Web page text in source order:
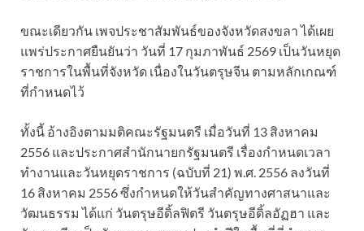
ขณะเดียวกัน เพจประชาสัมพันธ์ของจังหวัดสงขลา ได้เผย
แพร่ประกาศยืนยันว่า วันที่ 17 กุมภาพันธ์ 2569 เป็นวันหยุด
ราชการในพื้นที่จังหวัด เนื่องในวันตรุษจีน ตามหลักเกณฑ์
ที่กำหนดไว้
ทั้งนี้ อ้างอิงตามมติคณะรัฐมนตรี เมื่อวันที่ 13 สิงหาคม
2556 และประกาศสำนักนายกรัฐมนตรี เรื่องกำหนดเวลา
ทำงานและวันหยุดราชการ (ฉบับที่ 21) พ.ศ. 2556 ลงวันที่
16 สิงหาคม 2556 ซึ่งกำหนดให้วันสำคัญทางศาสนาและ
วัฒนธรรม ได้แก่ วันตรุษอีดิ้ลฟิตรี วันตรุษอีดิ้ลอัฏฮา และ